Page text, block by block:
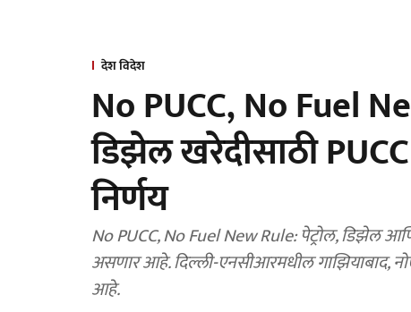
देश विदेश
No PUCC, No Fuel
डिझेल खरेदीसाठी
निर्णय
No PUCC, No Fuel New Rule: पेट्रोल, डिझेल आणि सीएनजी या तिन्ही प्रकारच्या इंधनांसाठी नवा नियम लागू
असणार आहे. दिल्ली-एनसीआरमधील गाझियाबाद, नोएडा, ग्रेटर नोएडा आणि मेरठ येथे हा नियम लागू केला जाणार
आहे.